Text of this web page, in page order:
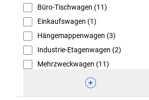
Büro-Tischwagen (11)
Einkaufswagen (1)
Hängemappenwagen (3)
Industrie-Etagenwagen (2)
Mehrzweckwagen (11)